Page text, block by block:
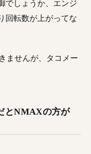
でしょうか、エンジ
回転数が上がってな
ませんが、タコメー
とNMAXの方が